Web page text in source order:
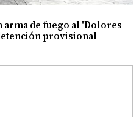
arma de fuego al 'Dolores
provisional